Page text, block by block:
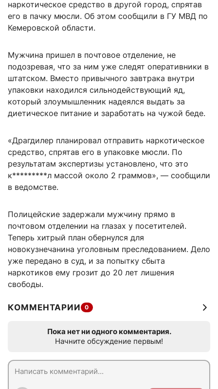
наркотическое средство в другой город, спрятав
его в пачку мюсли. Об этом сообщили в ГУ МВД по
Кемеровской области.
Мужчина пришел в почтовое отделение, не
подозревая, что за ним уже следят оперативники в
штатском. Вместо привычного завтрака внутри
упаковки находился сильнодействующий яд,
который злоумышленник надеялся выдать за
диетическое питание и заработать на чужой беде.
«Драгдилер планировал отправить наркотическое
средство, спрятав его в упаковке мюсли. По
результатам экспертизы установлено, что это
к*********л массой около 2 граммов», — сообщили
в ведомстве.
Полицейские задержали мужчину прямо в
почтовом отделении на глазах у посетителей.
Теперь хитрый план обернулся для
новокузнечанина уголовным преследованием. Дело
уже передано в суд, и за попытку сбыта
наркотиков ему грозит до 20 лет лишения
свободы.
КОММЕНТАРИИ 0
Пока нет ни одного комментария.
Начните обсуждение первым!